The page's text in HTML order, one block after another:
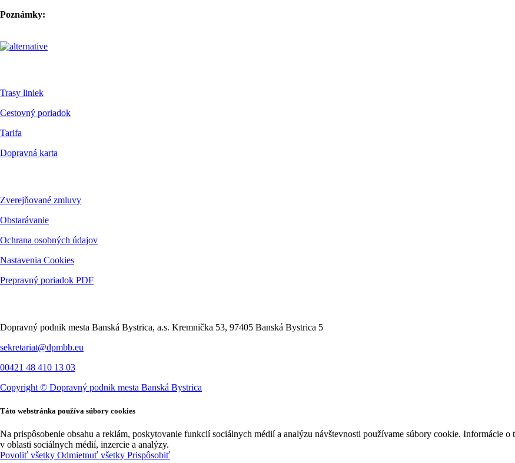
Poznámky:
Trasy liniek
Cestovný poriadok
Tarifa
Dopravná karta
Zverejňované zmluvy
Obstarávanie
Ochrana osobných údajov
Nastavenia Cookies
Prepravný poriadok PDF
Dopravný podnik mesta Banská Bystrica, a.s. Kremnička 53, 97405 Banská Bystrica 5
sekretariat@dpmbb.eu
00421 48 410 13 03
Copyright © Dopravný podnik mesta Banská Bystrica
Táto webstránka používa súbory cookies
Na prispôsobenie obsahu a reklám, poskytovanie funkcií sociálnych médií a analýzu návštevnosti používame súbory cookie. Informácie
v oblasti sociálnych médií, inzercie a analýzy.
Povoliť všetky Odmietnuť všetky Prispôsobiť